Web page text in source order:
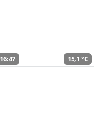
16:47 15,1 °C